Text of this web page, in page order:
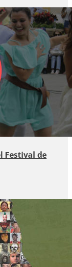
Festival de